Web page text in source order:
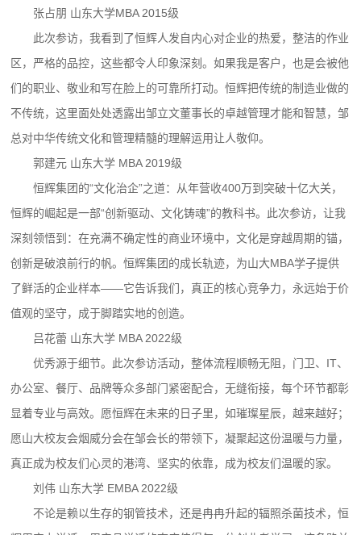
张占朋 山东大学MBA 2015级
此次参访，我看到了恒辉人发自内心对企业的热爱，整洁的作业
区，严格的品控，这些都令人印象深刻。如果我是客户，也是会被他
们的职业、敬业和写在脸上的可靠所打动。恒辉把传统的制造业做的
不传统，这里面处处透露出邹立文董事长的卓越管理才能和智慧，邹
总对中华传统文化和管理精髓的理解运用让人敬仰。
郭建元 山东大学 MBA 2019级
恒辉集团的“文化治企”之道：从年营收400万到突破十亿大关，
恒辉的崛起是一部“创新驱动、文化铸魂”的教科书。此次参访，让我
深刻领悟到：在充满不确定性的商业环境中，文化是穿越周期的锚，
创新是破浪前行的帆。恒辉集团的成长轨迹，为山大MBA学子提供
了鲜活的企业样本——它告诉我们，真正的核心竞争力，永远始于价
值观的坚守，成于脚踏实地的创造。
吕花蕾 山东大学 MBA 2022级
优秀源于细节。此次参访活动，整体流程顺畅无阻，门卫、IT、
办公室、餐厅、品牌等众多部门紧密配合，无缝衔接，每个环节都彰
显着专业与高效。愿恒辉在未来的日子里，如璀璨星辰，越来越好；
愿山大校友会烟威分会在邹会长的带领下，凝聚起这份温暖与力量，
真正成为校友们心灵的港湾、坚实的依靠，成为校友们温暖的家。
刘伟 山东大学 EMBA 2022级
不论是赖以生存的钢管技术，还是冉冉升起的辐照杀菌技术，恒